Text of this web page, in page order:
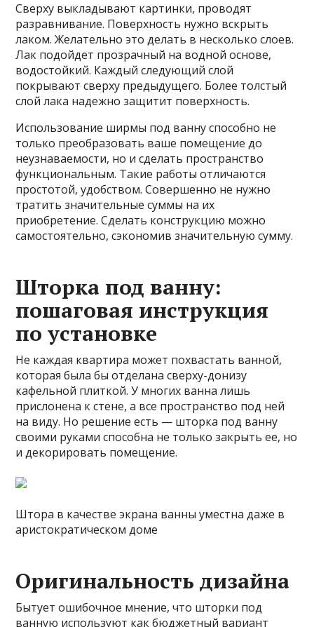
Сверху выкладывают картинки, проводят
разравнивание. Поверхность нужно вскрыть
лаком. Желательно это делать в несколько слоев.
Лак подойдет прозрачный на водной основе,
водостойкий. Каждый следующий слой
покрывают сверху предыдущего. Более толстый
слой лака надежно защитит поверхность.
Использование ширмы под ванну способно не
только преобразовать ваше помещение до
неузнаваемости, но и сделать пространство
функциональным. Такие работы отличаются
простотой, удобством. Совершенно не нужно
тратить значительные суммы на их
приобретение. Сделать конструкцию можно
самостоятельно, сэкономив значительную сумму.
Шторка под ванну:
пошаговая инструкция
по установке
Не каждая квартира может похвастать ванной,
которая была бы отделана сверху-донизу
кафельной плиткой. У многих ванна лишь
прислонена к стене, а все пространство под ней
на виду. Но решение есть — шторка под ванну
своими руками способна не только закрыть ее, но
и декорировать помещение.
Штора в качестве экрана ванны уместна даже в
аристократическом доме
Оригинальность дизайна
Бытует ошибочное мнение, что шторки под
ванную используют как бюджетный вариант